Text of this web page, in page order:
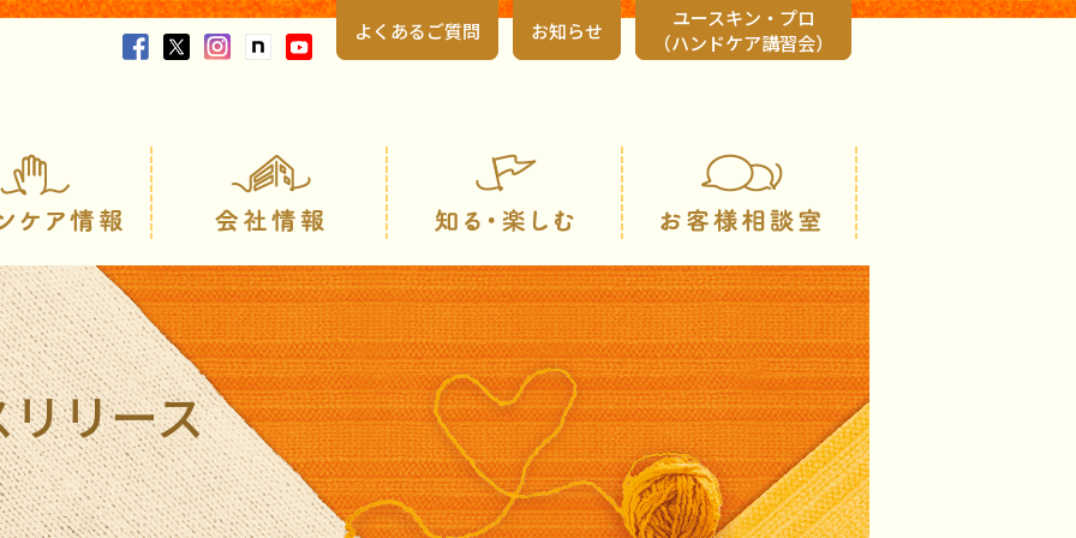
よくあるご質問 お知らせ
ユースキン・プロ
（ハンドケア講習会）
製品情報 スキンケア情報 会社情報
リース